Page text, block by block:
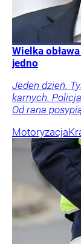
Wielka
jedno
Jeden dzień.
karnych.
Od rana
Motoryzacja